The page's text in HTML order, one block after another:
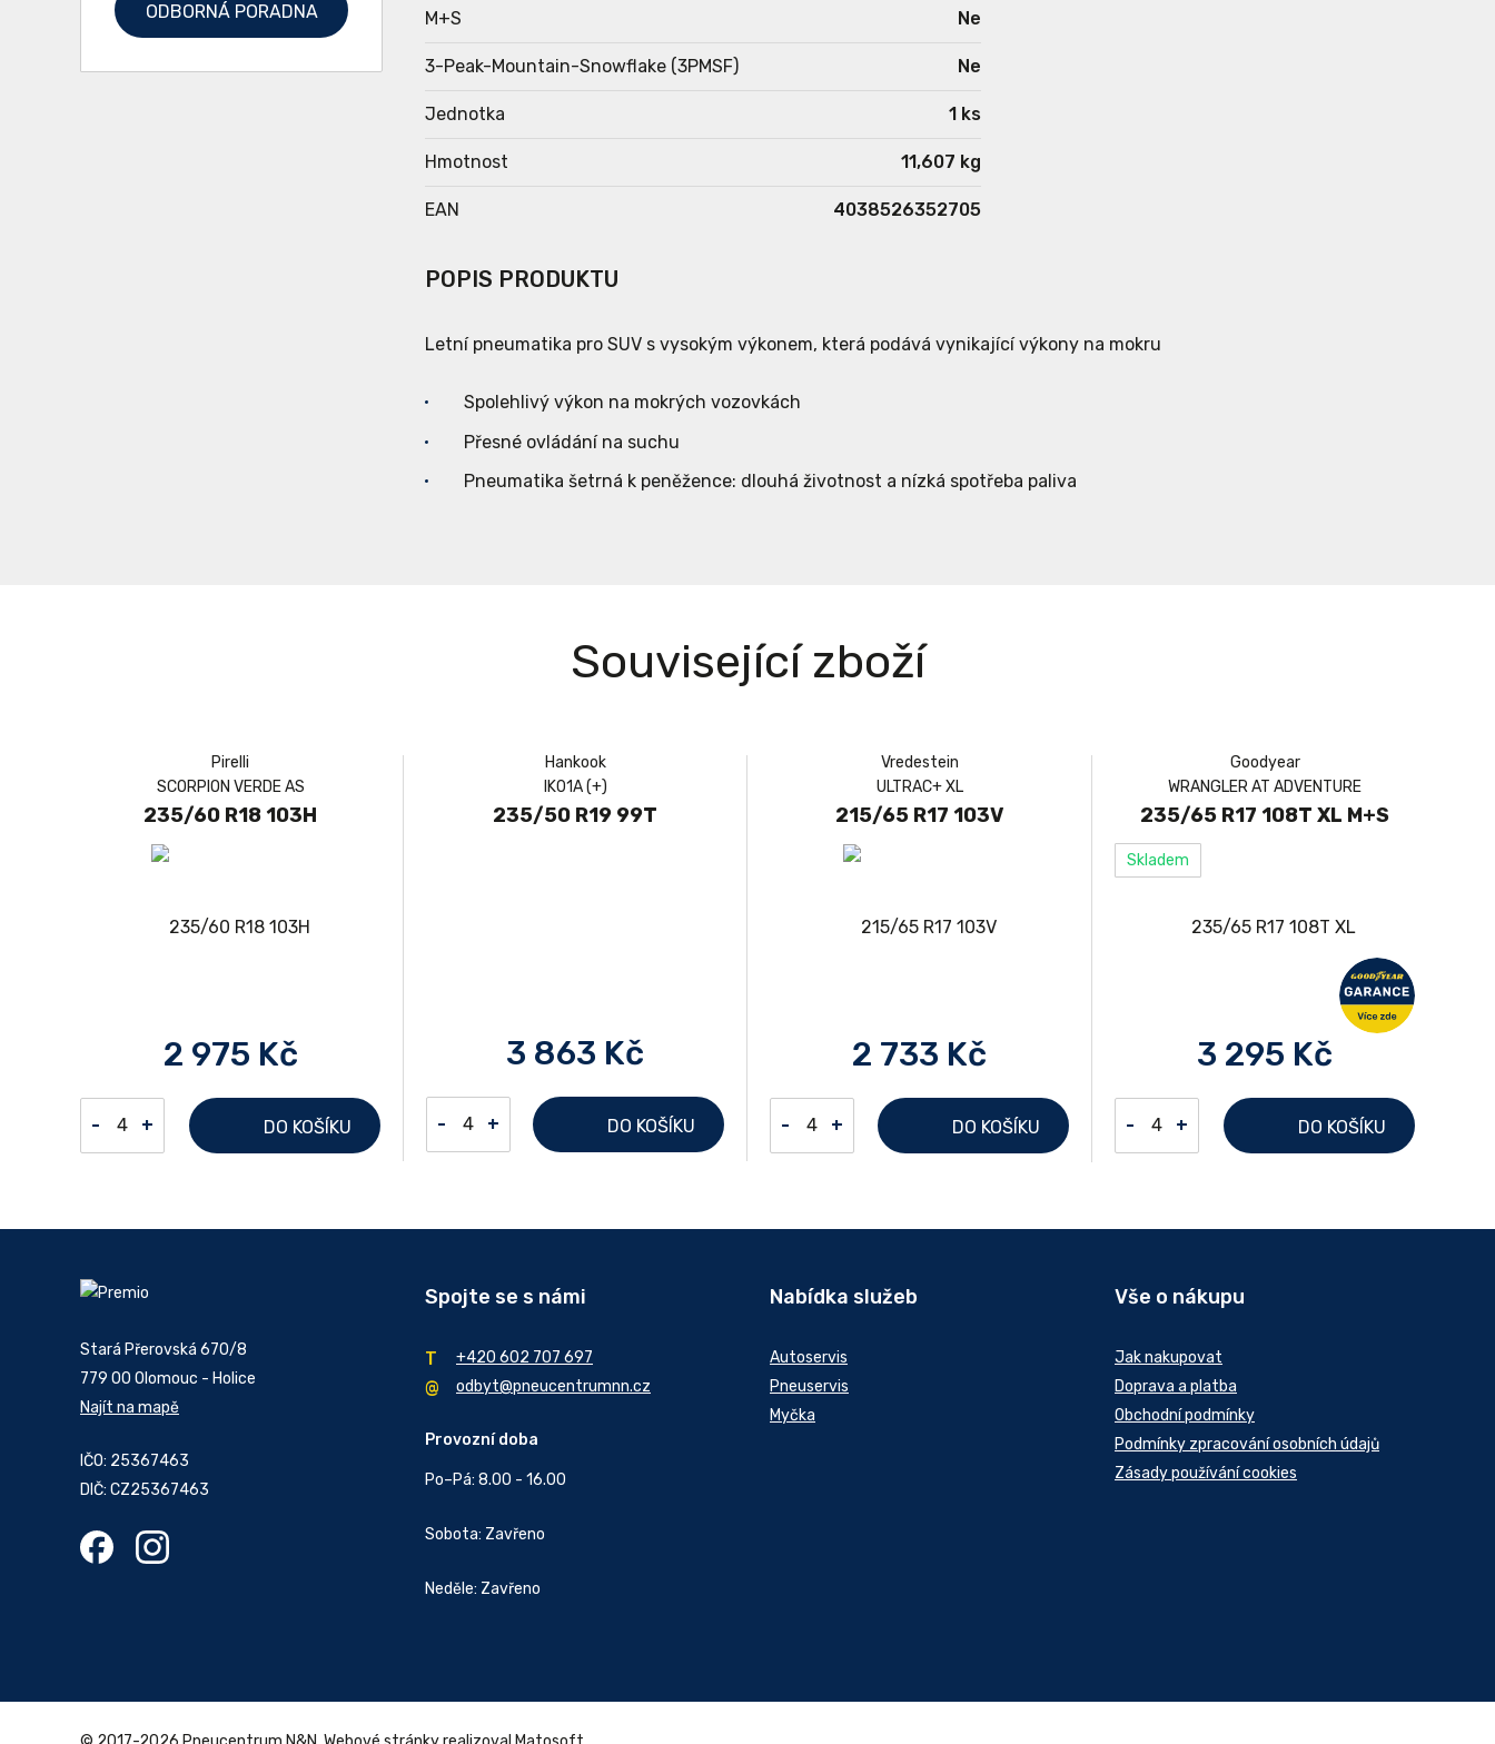
M+S Ne
3-Peak-Mountain-Snowflake (3PMSF) Ne
Jednotka 1 ks
Hmotnost 11,607 kg
EAN 4038526352705
POPIS PRODUKTU
Letní pneumatika pro SUV s vysokým výkonem, která podává vynikající výkony na mokru
Spolehlivý výkon na mokrých vozovkách
Přesné ovládání na suchu
Pneumatika šetrná k peněžence: dlouhá životnost a nízká spotřeba paliva
ODBORNÁ PORADNA
Související zboží
Pirelli
SCORPION VERDE AS
235/60 R18 103H
2 975 Kč
- + DO KOŠÍKU
Hankook
IK01A (+)
235/50 R19 99T
3 863 Kč
- + DO KOŠÍKU
Vredestein
ULTRAC+ XL
215/65 R17 103V
2 733 Kč
- + DO KOŠÍKU
Goodyear
WRANGLER AT ADVENTURE
235/65 R17 108T XL M+S
Skladem
3 295 Kč
- + DO KOŠÍKU
Stará Přerovská 670/8
779 00 Olomouc - Holice
Najít na mapě
IČO: 25367463
DIČ: CZ25367463
Spojte se s námi
+420 602 707 697
odbyt@pneucentrumnn.cz
Provozní doba
Po–Pá: 8.00 - 16.00
Sobota: Zavřeno
Neděle: Zavřeno
Nabídka služeb
Autoservis
Pneuservis
Myčka
Vše o nákupu
Jak nakupovat
Doprava a platba
Obchodní podmínky
Podmínky zpracování osobních údajů
Zásady používání cookies